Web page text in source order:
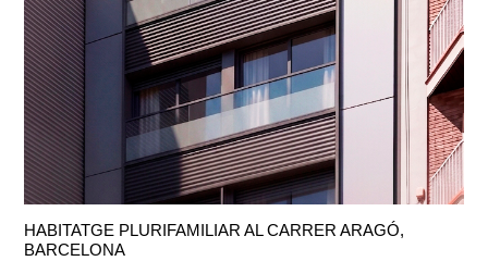
HABITATGE PLURIFAMILIAR AL CARRER ARAGÓ,
BARCELONA